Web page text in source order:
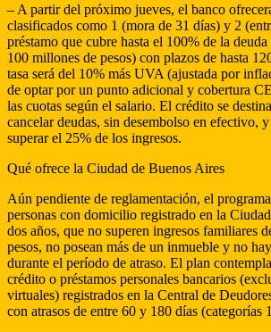
– A partir del próximo jueves, el banco
clasificados como 1 (mora de 31 días) y 2
préstamo que cubre hasta el 100% de la
100 millones de pesos) con plazos de hasta
tasa será del 10% más UVA (ajustada por
de optar por un punto adicional y cobertura
las cuotas según el salario. El crédito se
cancelar deudas, sin desembolso en efectivo,
superar el 25% de los ingresos.
Qué ofrece la Ciudad de Buenos Aires
Aún pendiente de reglamentación, el
personas con domicilio registrado en la
dos años, que no superen ingresos familiares
pesos, no posean más de un inmueble y no
durante el período de atraso. El plan
crédito o préstamos personales bancarios
virtuales) registrados en la Central de
con atrasos de entre 60 y 180 días (categorías